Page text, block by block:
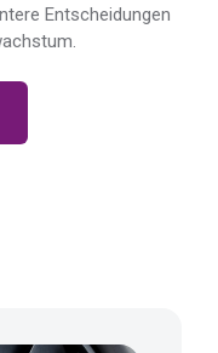
Entscheidungen